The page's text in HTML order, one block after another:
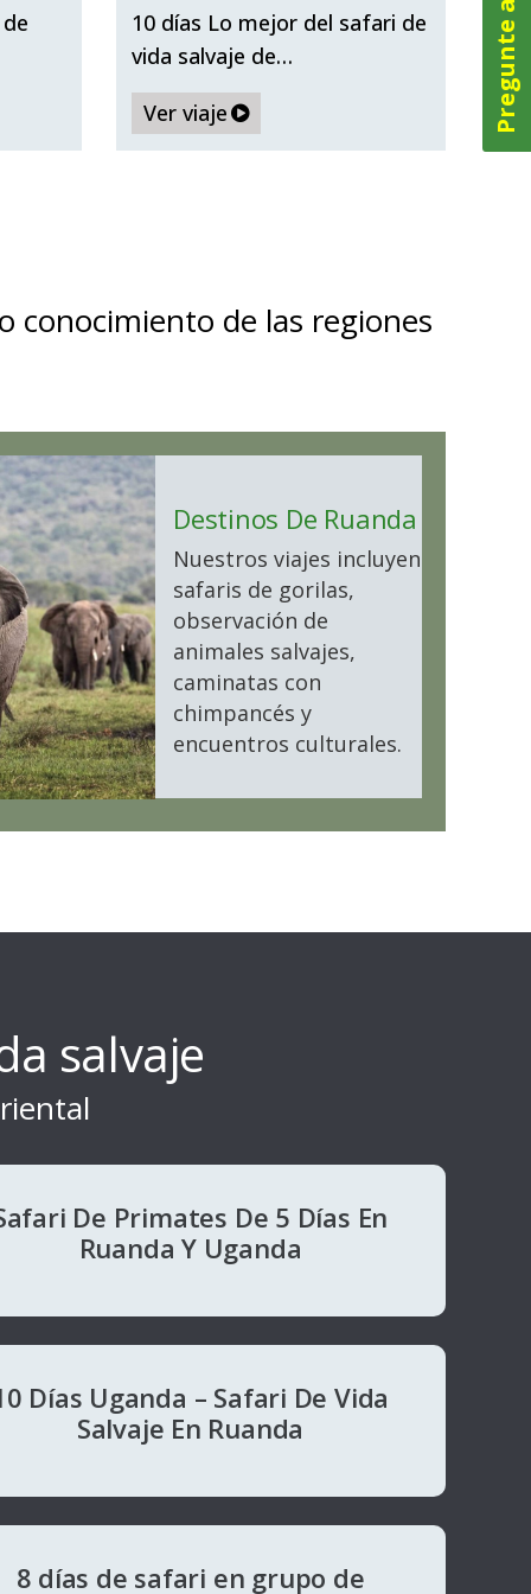
Encuentro Con Primates
10 días Lo mejor del safari de
vida salvaje de…
Ver viaje
conocimiento de las regiones
Destinos De Ruanda
Nuestros viajes incluyen
safaris de gorilas,
observación de
animales salvajes,
caminatas con
chimpancés y
encuentros culturales.
salvaje
De Primates De 5 Días En
Ruanda Y Uganda
Días Uganda – Safari De Vida
Salvaje En Ruanda
8 días de safari en grupo de